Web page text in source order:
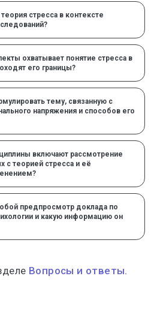
стресса в контексте
охватывает понятие стресса в
его границы?
тему, связанную с
напряжения и способов его
включают рассмотрение
с теорией стресса и её
предпросмотр доклада по
и какую информацию он
Вопросы и ответы.